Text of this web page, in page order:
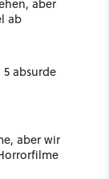
ab
absurde
aber wir